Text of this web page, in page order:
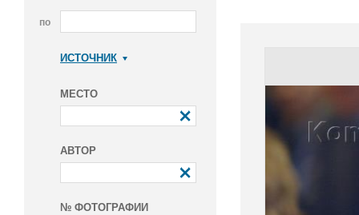
по
ИСТОЧНИК
МЕСТО
АВТОР
№ ФОТОГРАФИИ